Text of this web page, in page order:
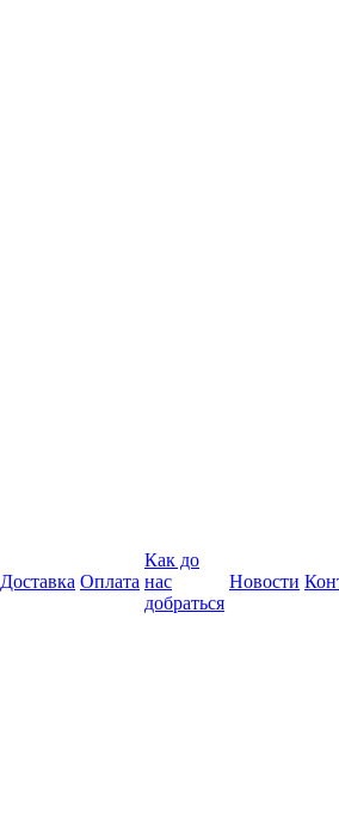
Доставка Оплата
Как до
нас
добраться
Новости